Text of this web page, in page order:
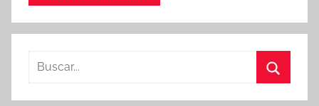
Buscar: